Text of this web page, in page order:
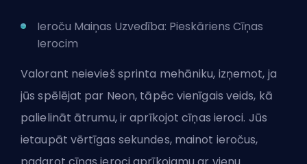
Ieroču Maiņas Uzvedība: Pieskāriens Cīņas
Ierocim
Valorant neievieš sprinta mehāniku, izņemot, ja
jūs spēlējat par Neon, tāpēc vienīgais veids, kā
palielināt ātrumu, ir aprīkojot cīņas ieroci. Jūs
ietaupāt vērtīgas sekundes, mainot ieročus,